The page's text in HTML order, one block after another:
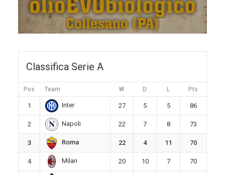
Classifica Serie A
Pos Team W D L Pts
1 Inter 27 5 5 86
2 Napoli 22 7 8 73
3 Roma 22 4 11 70
4 Milan 20 10 7 70